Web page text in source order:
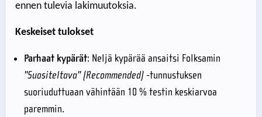
ennen tulevia lakimuutoksia.
Keskeiset tulokset
Parhaat kypärät: Neljä kypärää ansaitsi Folksamin
"Suositeltava" (Recommended)-tunnustuksen
suoriuduttuaan vähintään 10 % testin keskiarvoa
paremmin.